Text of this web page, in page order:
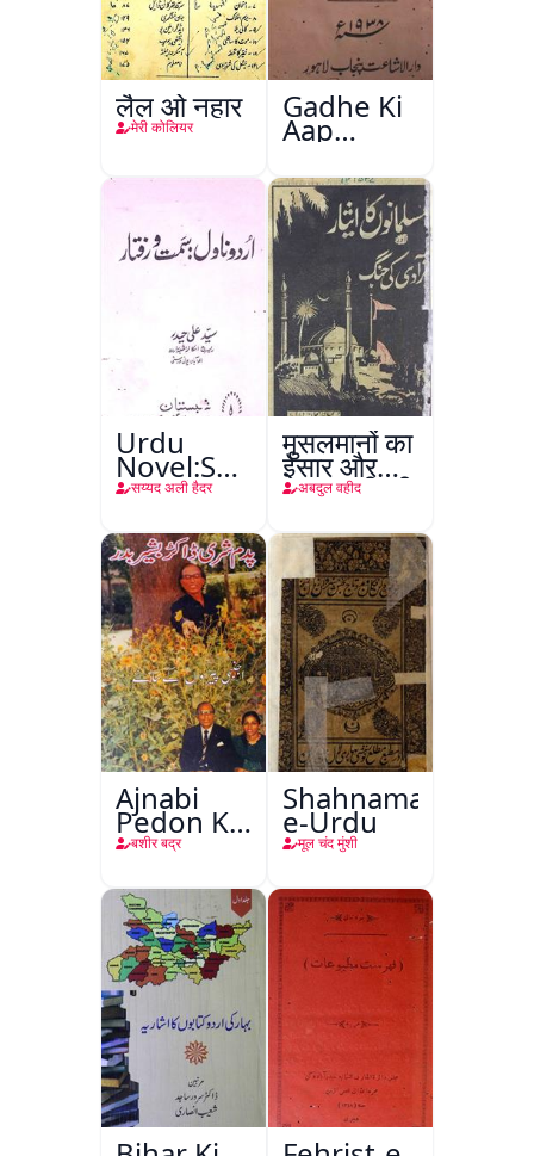
लैल ओ नहार
मेरी कोलियर
Gadhe Ki
Aap
Beetee
Urdu
Novel:Samt-
o-Raftar
सय्यद अली हैदर
मुसलमानों का
ईसार और
अाज़ादी की
अबदुल वहीद
Ajnabi
Pedon Ke
Saye
बशीर बद्र
Shahnama-
e-Urdu
मूल चंद मुंशी